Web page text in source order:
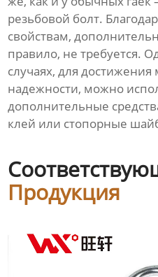
резьбовой болт.
свойствам,
правило, не требуется.
случаях, для
надежности, можно
дополнительные
клей или стопорные
Продукция